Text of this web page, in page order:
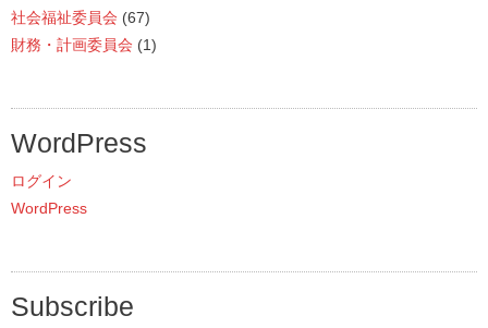
社会福祉委員会 (67)
財務・計画委員会 (1)
WordPress
ログイン
WordPress
Subscribe